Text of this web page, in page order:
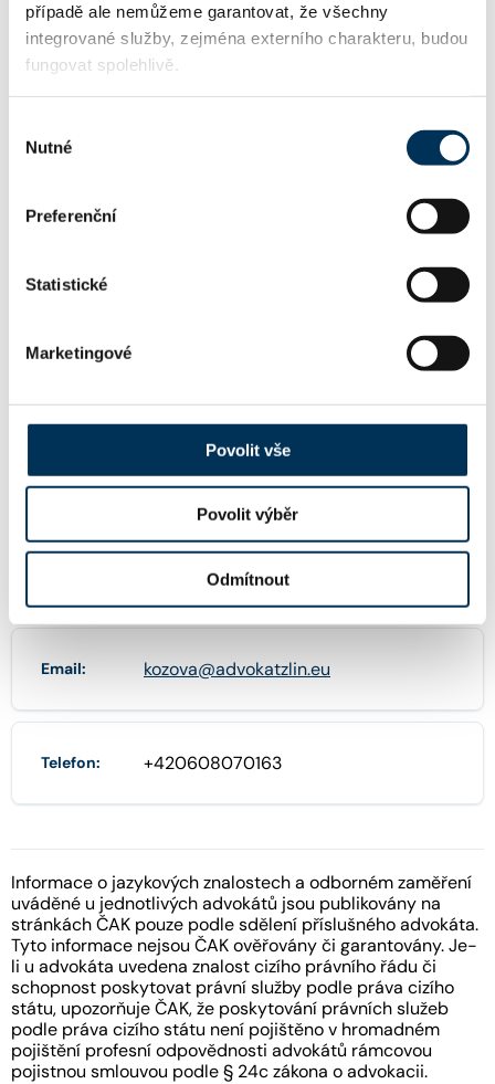
případě ale nemůžeme garantovat, že všechny
integrované služby, zejména externího charakteru, budou
fungovat spolehlivě.
souhlasu
Nutné
Preferenční
Statistické
Marketingové
Povolit vše
Povolit výběr
Odmítnout
Email: kozova@advokatzlin.eu
Fax:
IČO: 68048556
Kvítková 124/11 , 76001 Zlín
Email: kozova@advokatzlin.eu
Telefon: +420608070163
Informace o jazykových znalostech a odborném zaměření
uváděné u jednotlivých advokátů jsou publikovány na
stránkách ČAK pouze podle sdělení příslušného advokáta.
Tyto informace nejsou ČAK ověřovány či garantovány. Je-
li u advokáta uvedena znalost cizího právního řádu či
schopnost poskytovat právní služby podle práva cizího
státu, upozorňuje ČAK, že poskytování právních služeb
podle práva cizího státu není pojištěno v hromadném
pojištění profesní odpovědnosti advokátů rámcovou
pojistnou smlouvou podle § 24c zákona o advokacii.